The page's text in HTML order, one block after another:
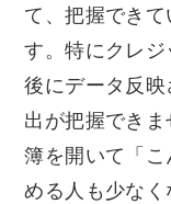
て、把握でき
す。特にクレジ
後にデータ反
出が把握でき
簿を開いて「
める人も少なく